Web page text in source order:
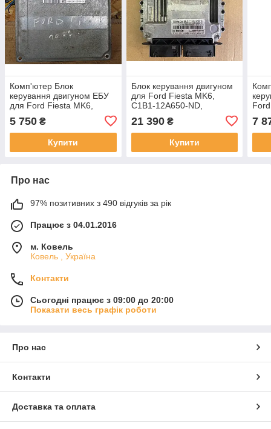
Комп'ютер Блок
керування двигуном ЕБУ
для Ford Fiesta MK6,
SIEMENS S118763002C,
2S6A-12A650-PB, 2UFA,
J38AC
5 750 ₴
Купити
Блок керування двигуном
для Ford Fiesta MK6,
C1B1-12A650-ND,
0261S09550
21 390₴
Купити
109
7
Про нас
97% позитивних з 490 відгуків за рік
Працює з 04.01.2016
м. Ковель
Ковель , Україна
Контакти
Сьогодні працює з 09:00 до 20:00
Показати весь графік роботи
Про нас
Контакти
Доставка та оплата